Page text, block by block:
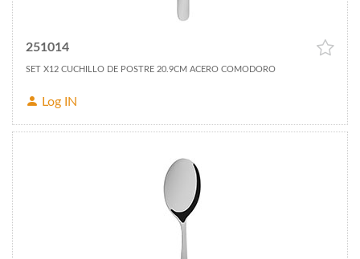
251014
SET X12 CUCHILLO DE POSTRE 20.9CM ACERO COMODORO
Log IN